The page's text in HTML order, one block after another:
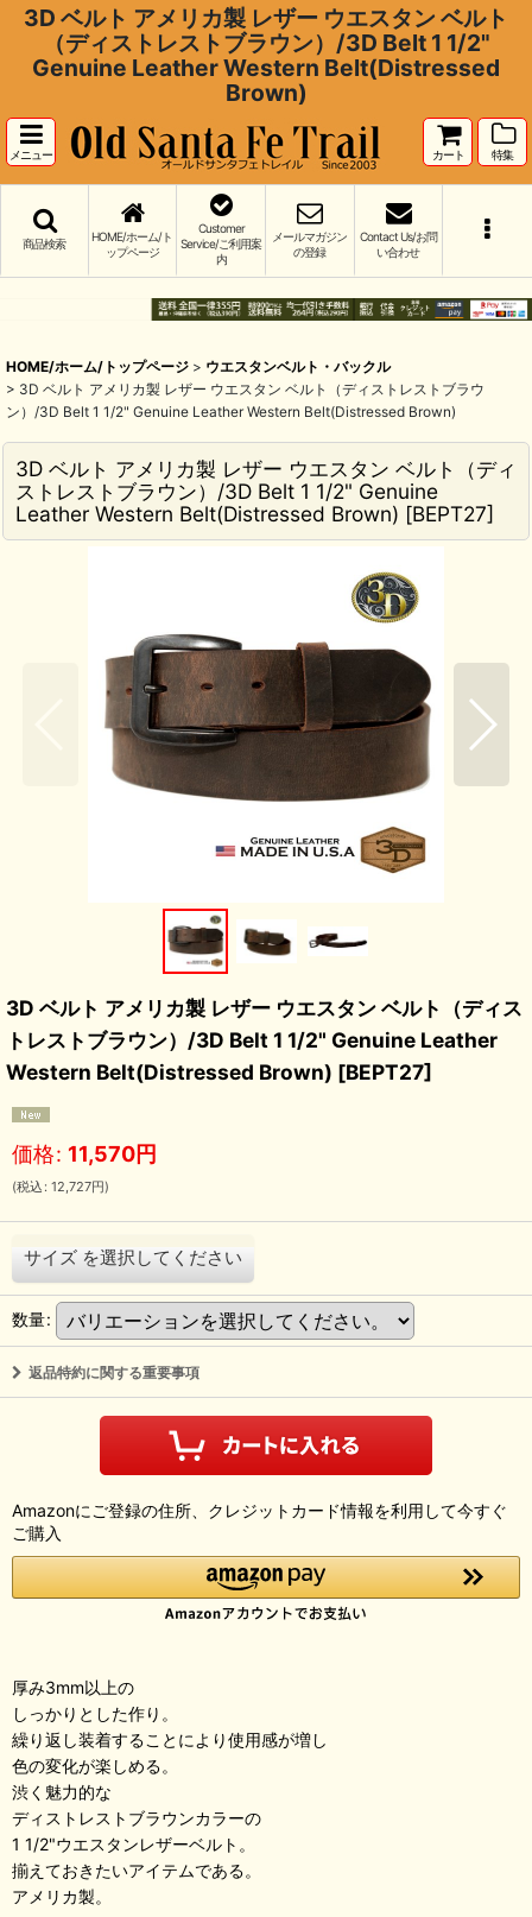
3D ベルト アメリカ製 レザー ウエスタン ベルト
（ディストレストブラウン）/3D Belt 1 1/2"
Genuine Leather Western Belt(Distressed
Brown)
メニュー カート 特集
商品検索
HOME/ホーム/ト
ップページ
Customer
Service/ご利用案
内
メールマガジン
の登録
Contact Us/お問
い合わせ
HOME/ホーム/トップページ > ウエスタンベルト・バックル
> 3D ベルト アメリカ製 レザー ウエスタン ベルト（ディストレストブラウ
ン）/3D Belt 1 1/2" Genuine Leather Western Belt(Distressed Brown)
3D ベルト アメリカ製 レザー ウエスタン ベルト（ディ
ストレストブラウン）/3D Belt 1 1/2" Genuine
Leather Western Belt(Distressed Brown) [BEPT27]
3D ベルト アメリカ製 レザー ウエスタン ベルト（ディス
トレストブラウン）/3D Belt 1 1/2" Genuine Leather
Western Belt(Distressed Brown) [BEPT27]
価格: 11,570円
(税込 : 12,727円)
サイズ を選択してください
数量:
返品特約に関する重要事項
Amazonにご登録の住所、クレジットカード情報を利用して今すぐ
ご購入
厚み3mm以上の
しっかりとした作り。
繰り返し装着することにより使用感が増し
色の変化が楽しめる。
渋く魅力的な
ディストレストブラウンカラーの
1 1/2"ウエスタンレザーベルト。
揃えておきたいアイテムである。
アメリカ製。